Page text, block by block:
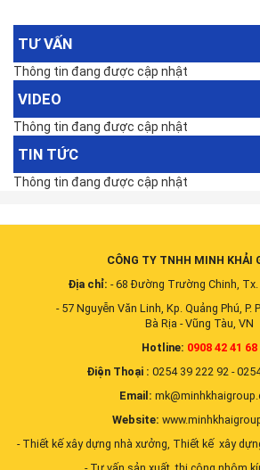
TƯ VẤN
Thông tin đang được cập nhật
VIDEO
Thông tin đang được cập nhật
TIN TỨC
Thông tin đang được cập nhật
CÔNG TY TNHH MINH KHẢI
Địa chỉ: - 68 Đường Trường Chinh, Tx.
- 57 Nguyễn Văn Linh, Kp. Quảng Phú, P.
Bà Rịa - Vũng Tàu, VN
Hotline: 0908 42 41 68
Điện Thoại : 0254 39 222 92 -
Email:
Website:
- Thiết kế xây dựng nhà xưởng, Thiết kế xây